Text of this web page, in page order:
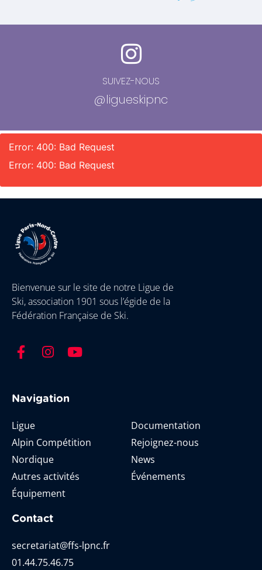
SUIVEZ-NOUS
@ligueskipnc
Error: 400: Bad Request
Error: 400: Bad Request
Bienvenue sur le site de notre Ligue de
Ski, association 1901 sous l’égide de la
Fédération Française de Ski.
Navigation
Ligue
Alpin Compétition
Nordique
Autres activités
Équipement
Documentation
Rejoignez-nous
News
Événements
Contact
secretariat@ffs-lpnc.fr
01.44.75.46.75